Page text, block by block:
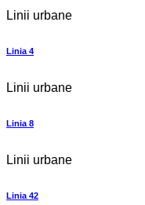
Linii urbane
Linia 4
Linii urbane
Linia 8
Linii urbane
Linia 42